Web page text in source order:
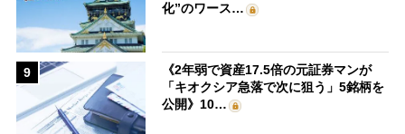
化”のワース…
9
《2年弱で資産17.5倍の元証券マンが
「キオクシア急落で次に狙う」5銘柄を
公開》10…